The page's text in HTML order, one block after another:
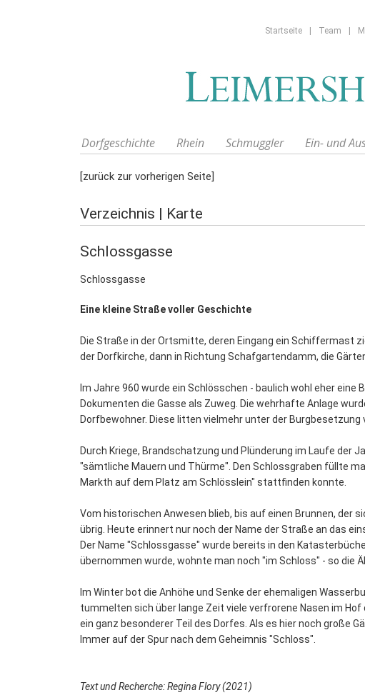
Startseite Team
Dorfgeschichte Rhein Schmuggler Ein- und
[zurück zur vorherigen Seite]
Verzeichnis | Karte
Schlossgasse
Schlossgasse
Eine kleine Straße voller Geschichte
Die Straße in der Ortsmitte, deren Eingang ein Schiffermast
der Dorfkirche, dann in Richtung Schafgartendamm, die
Im Jahre 960 wurde ein Schlösschen - baulich wohl eher
Dokumenten die Gasse als Zuweg. Die wehrhafte Anlage
Dorfbewohner. Diese litten vielmehr unter der Burgbesetzung
Durch Kriege, Brandschatzung und Plünderung im Laufe der
"sämtliche Mauern und Thürme". Den Schlossgraben füllte
Markth auf dem Platz am Schlösslein" stattfinden konnte.
Vom historischen Anwesen blieb, bis auf einen Brunnen, der
übrig. Heute erinnert nur noch der Name der Straße an das
Der Name "Schlossgasse" wurde bereits in den
übernommen wurde, wohnte man noch "im Schloss" - so die
Im Winter bot die Anhöhe und Senke der ehemaligen
tummelten sich über lange Zeit viele verfrorene Nasen im
ein ganz besonderer Teil des Dorfes. Als es hier noch große
Immer auf der Spur nach dem Geheimnis "Schloss".
Text und Recherche: Regina Flory (2021)